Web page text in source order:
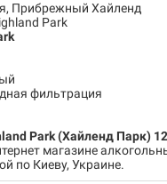
Прибрежный Хайленд
Park
фильтрация
Park (Хайленд Парк)
магазине
по Киеву, Украине.